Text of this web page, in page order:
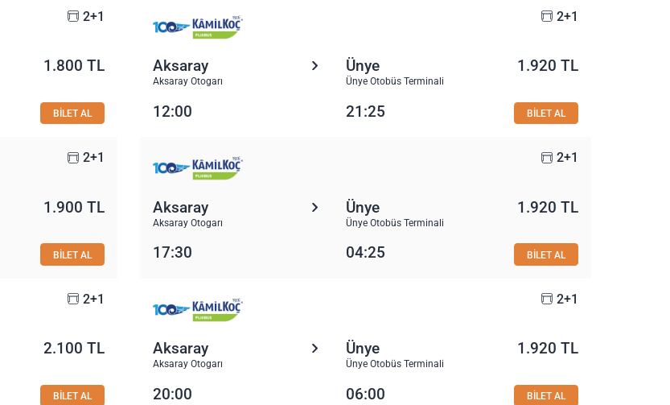
2+1
1.800 TL
BİLET AL
2+1
Aksaray
Aksaray Otogarı
Ünye
Ünye Otobüs Terminali
1.920 TL
12:00 21:25 BİLET AL
2+1
1.900 TL
BİLET AL
2+1
Aksaray
Aksaray Otogarı
Ünye
Ünye Otobüs Terminali
1.920 TL
17:30 04:25 BİLET AL
2+1
2.100 TL
BİLET AL
2+1
Aksaray
Aksaray Otogarı
Ünye
Ünye Otobüs Terminali
1.920 TL
20:00 06:00 BİLET AL